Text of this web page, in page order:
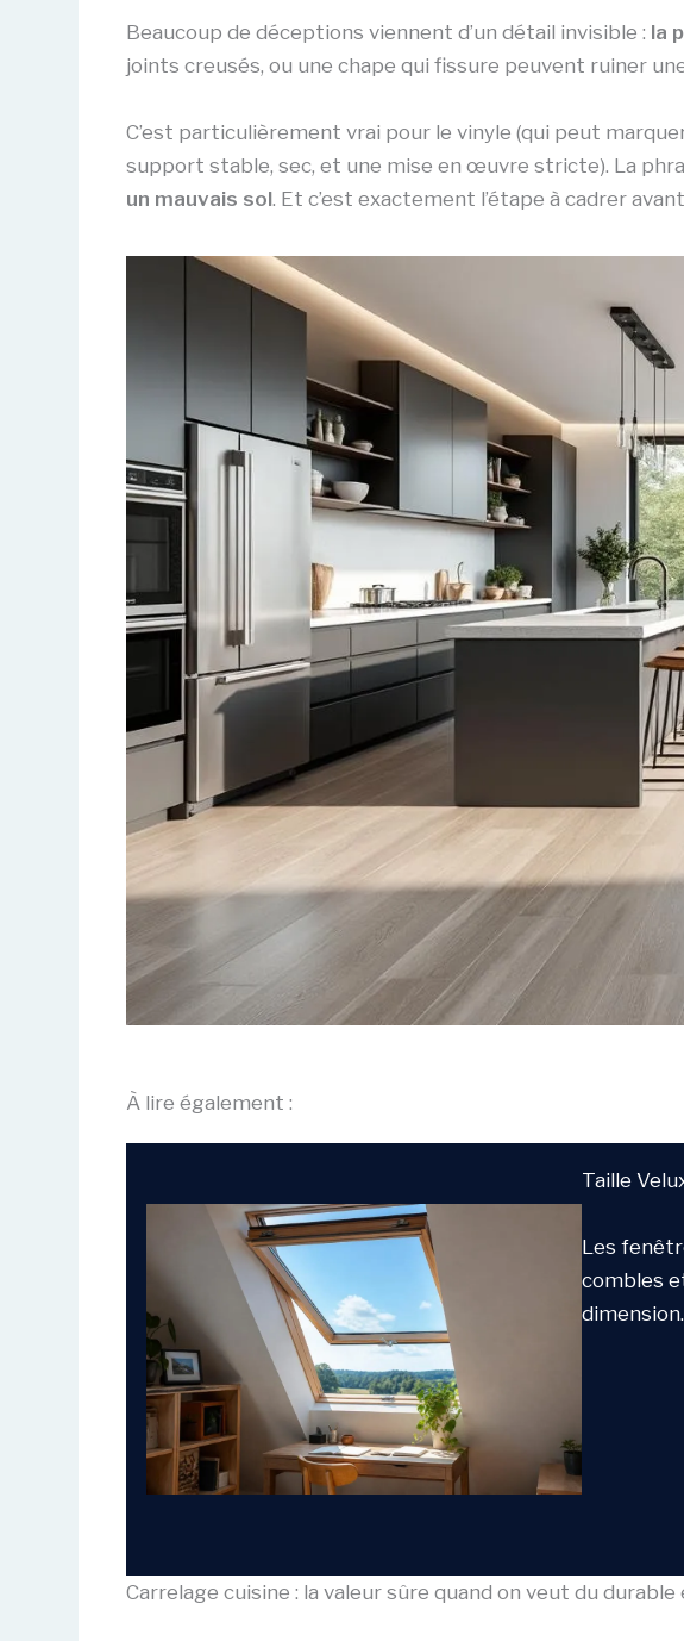
Beaucoup de déceptions viennent d’un détail invisible : la
joints creusés, ou une chape qui fissure peuvent ruiner
C’est particulièrement vrai pour le vinyle (qui peut
support stable, sec, et une mise en œuvre stricte). La
un mauvais sol. Et c’est exactement l’étape à cadrer
À lire également :
Taille
Les
combles
Carrelage cuisine : la valeur sûre quand on veut du durable